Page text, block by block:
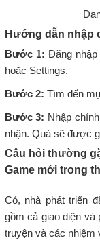
Hướng dẫn nhập
Bước 1: Đăng
hoặc Settings.
Bước 2: Tìm đến
Bước 3: Nhập
nhận. Quà sẽ được
Câu hỏi thường
Game mới trong
Có, nhà phát triển
gồm cả giao diện và
truyện và các nhiệm